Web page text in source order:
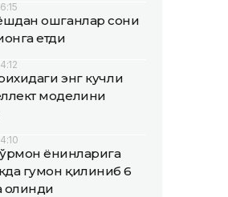
ошганлар сони
етди
энг кучли
моделини
ёнғинларига
гумон қилиниб 6
олинди